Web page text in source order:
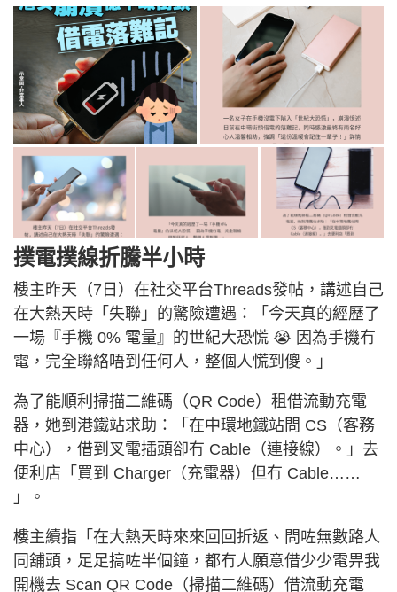
撲電撲線折騰半小時
樓主昨天（7日）在社交平台Threads發帖，講述自己
在大熱天時「失聯」的驚險遭遇：「今天真的經歷了
一場『手機 0% 電量』的世紀大恐慌 😭 因為手機冇
電，完全聯絡唔到任何人，整個人慌到傻。」
為了能順利掃描二維碼（QR Code）租借流動充電
器，她到港鐵站求助：「在中環地鐵站問 CS（客務
中心），借到叉電插頭卻冇 Cable（連接線）。」去
便利店「買到 Charger（充電器）但冇 Cable……
」。
樓主續指「在大熱天時來來回回折返、問咗無數路人
同舖頭，足足搞咗半個鐘，都冇人願意借少少電畀我
開機去 Scan QR Code（掃描二維碼）借流動充電